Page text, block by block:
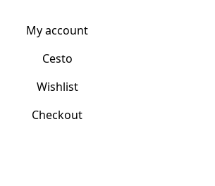
My account
Cesto
Wishlist
Checkout